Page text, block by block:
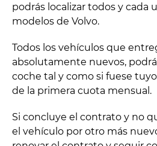
podrás localizar todos y cada
modelos de Volvo.
Todos los vehículos que
absolutamente nuevos,
coche tal y como si fuese
de la primera cuota mensual.
Si concluye el contrato y no
el vehículo por otro más